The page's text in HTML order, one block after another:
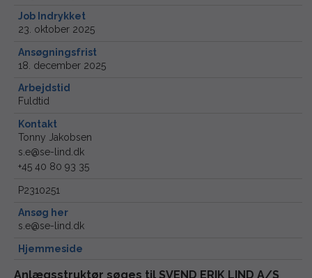
Job Indrykket
23. oktober 2025
Ansøgningsfrist
18. december 2025
Arbejdstid
Fuldtid
Kontakt
Tonny Jakobsen
s.e@se-lind.dk
+45 40 80 93 35
P2310251
Ansøg her
s.e@se-lind.dk
Hjemmeside
Anlægsstruktør søges til SVEND ERIK LIND A/S